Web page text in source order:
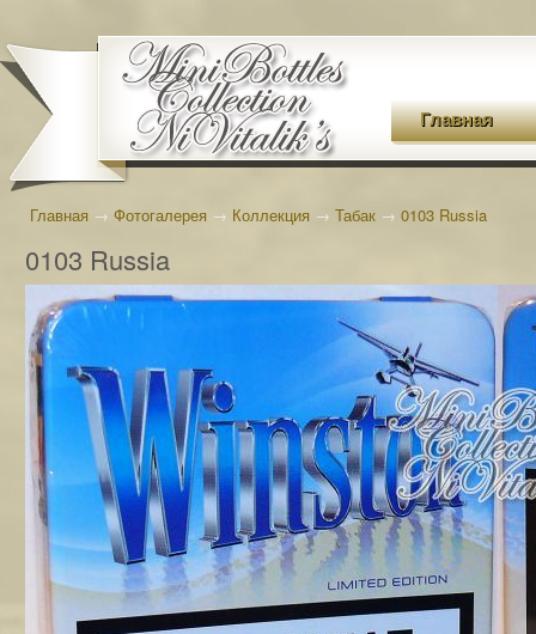
Главная
Главная → Фотогалерея → Коллекция → Табак → 0103 Russia
0103 Russia